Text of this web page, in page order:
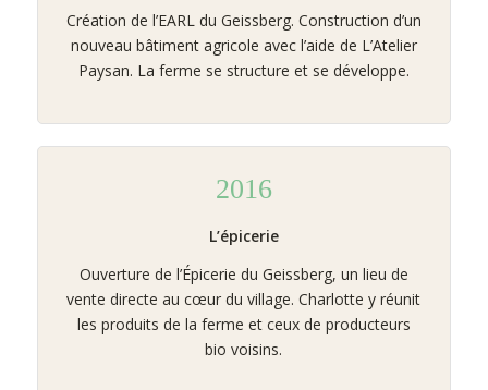
Création de l’EARL du Geissberg. Construction d’un
nouveau bâtiment agricole avec l’aide de L’Atelier
Paysan. La ferme se structure et se développe.
2016
L’épicerie
Ouverture de l’Épicerie du Geissberg, un lieu de
vente directe au cœur du village. Charlotte y réunit
les produits de la ferme et ceux de producteurs
bio voisins.